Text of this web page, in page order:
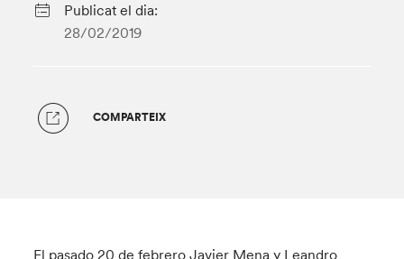
Publicat el dia:
28/02/2019
COMPARTEIX
El pasado 20 de febrero Javier Mena y Leandro